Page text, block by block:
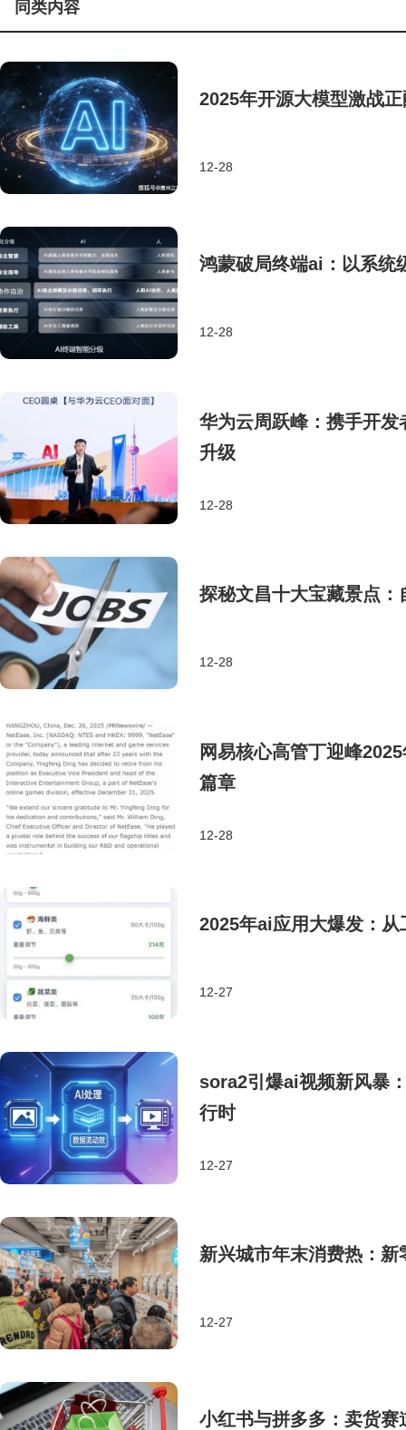
同类内容
2025年开源大模型激战
12-28
鸿蒙破局终端ai：以系统
12-28
华为云周跃峰：携手开
升级
12-28
探秘文昌十大宝藏景点
12-28
网易核心高管丁迎峰
篇章
12-28
2025年ai应用大爆发：
12-27
sora2引爆ai视频新风暴
行时
12-27
新兴城市年末消费热：
12-27
小红书与拼多多：卖货